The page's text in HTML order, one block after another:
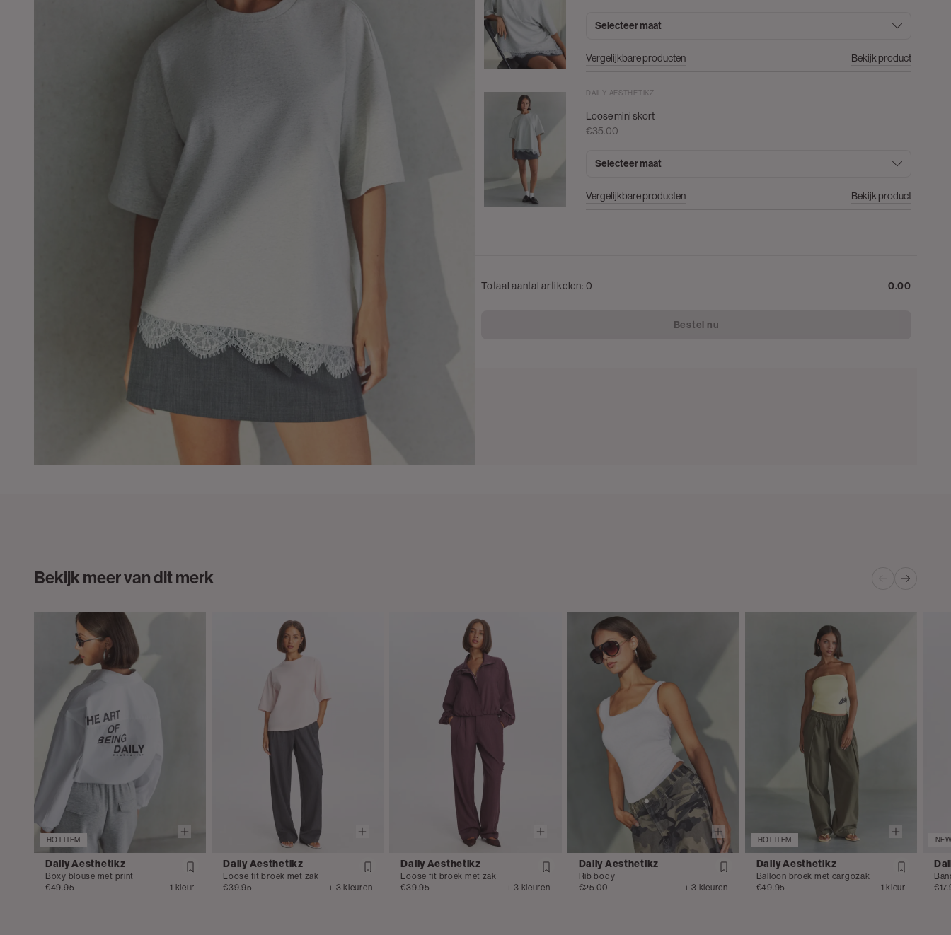
Selecteer maat
Vergelijkbare producten Bekijk product
DAILY AESTHETIKZ
Loose mini skort
€35.00
Selecteer maat
Vergelijkbare producten Bekijk product
Totaal aantal artikelen:0 0.00
Bestel nu
Bekijk meer van dit merk
HOT ITEM
Daily Aesthetikz
Boxy blouse met print
€49.95
1 kleur
Daily Aesthetikz
Loose fit broek met zak
€39.95
+ 3 kleuren
Daily Aesthetikz
Loose fit broek met zak
€39.95
+ 3 kleuren
Daily Aesthetikz
Rib body
€25.00
+ 3 kleuren
HOT ITEM
Daily Aesthetikz
Balloon broek met cargozak
€49.95
1 kleur
NEW